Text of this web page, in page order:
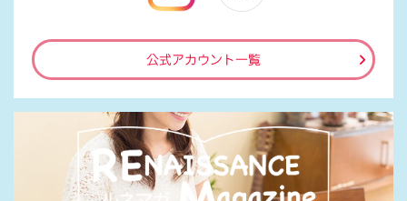
公式アカウント一覧